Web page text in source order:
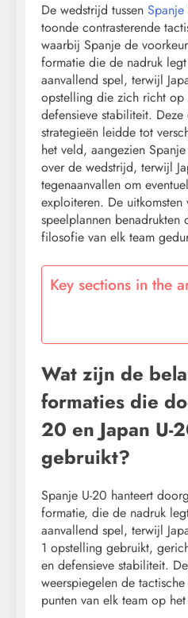
De wedstrijd tussen Spanje
toonde contrasterende
waarbij Spanje de
formatie die de nadruk
aanvallend spel, terwijl
opstelling die zich richt op
defensieve stabiliteit.
strategieën leidde tot
het veld, aangezien
over de wedstrijd, terwijl
tegenaanvallen om
exploiteren. De uitkomsten
speelplannen
filosofie van elk team
Key sections in the
Wat zijn de
formaties die
20 en Japan U-
gebruikt?
Spanje U-20 hanteert
formatie, die de nadruk
aanvallend spel, terwijl
1 opstelling gebruikt,
en defensieve stabiliteit.
weerspiegelen de
punten van elk team op